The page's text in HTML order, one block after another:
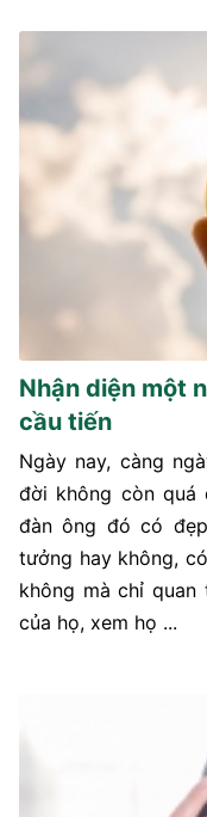
Nhận diện một
cầu tiến
Ngày nay, càng
đời không còn quá
đàn ông đó có
tưởng hay không,
không mà chỉ
của họ, xem họ ...